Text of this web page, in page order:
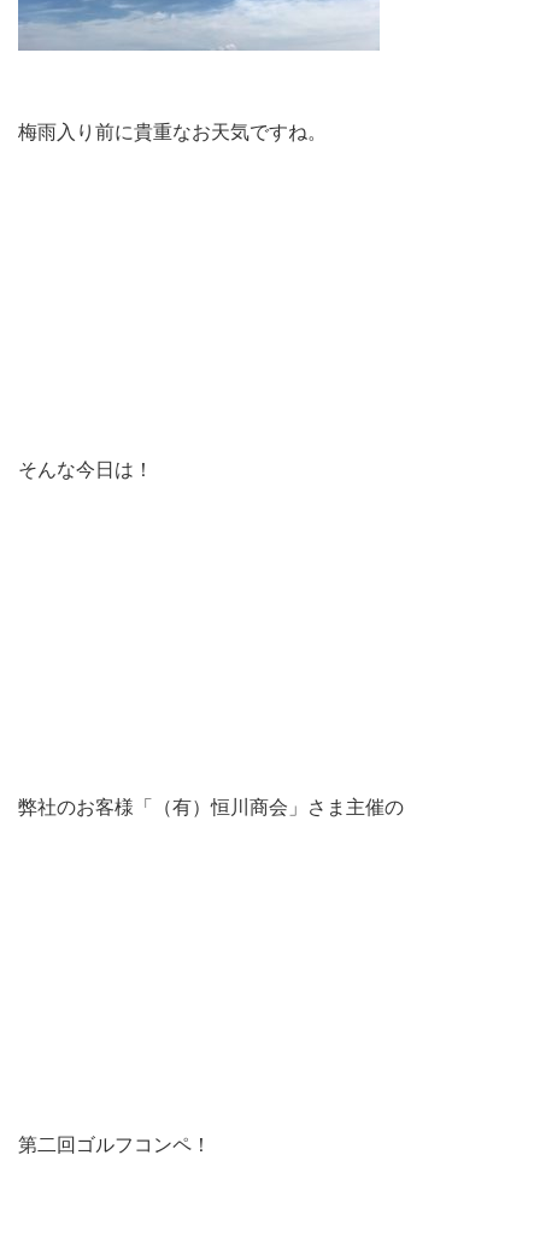
梅雨入り前に貴重なお天気ですね。
そんな今日は！
弊社のお客様「（有）恒川商会」さま主催の
第二回ゴルフコンペ！